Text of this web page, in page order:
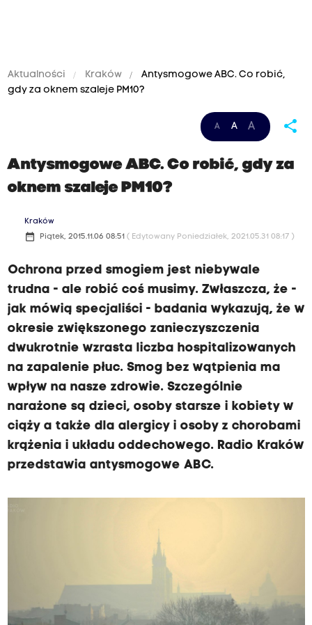
Aktualności Kraków
Antysmogowe ABC. Co robić,
gdy za oknem szaleje PM10?
A A A share
Antysmogowe ABC. Co robić, gdy za
oknem szaleje PM10?
Kraków
date_range Piątek, 2015.11.06 08:51 ( Edytowany Poniedziałek, 2021.05.31 08:17 )
Ochrona przed smogiem jest niebywale
trudna - ale robić coś musimy. Zwłaszcza, że -
jak mówią specjaliści - badania wykazują, że w
okresie zwiększonego zanieczyszczenia
dwukrotnie wzrasta liczba hospitalizowanych
na zapalenie płuc. Smog bez wątpienia ma
wpływ na nasze zdrowie. Szczególnie
narażone są dzieci, osoby starsze i kobiety w
ciąży a także dla alergicy i osoby z chorobami
krążenia i układu oddechowego. Radio Kraków
przedstawia antysmogowe ABC.